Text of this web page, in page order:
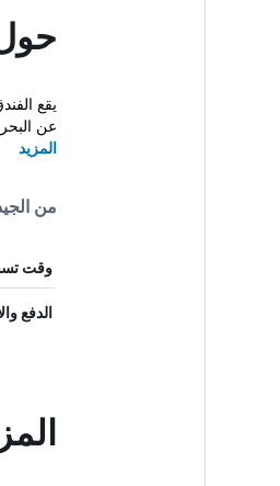
يقع
عن
المزيد
من
وقت
الدفع